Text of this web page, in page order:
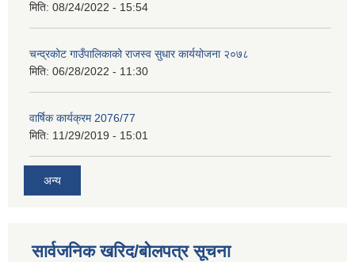
मिति: 08/24/2022 - 15:54
चन्द्रकोट गाउँपालिकाको राजस्व सुधार कार्ययोजना २०७८
मिति: 06/28/2022 - 11:30
वार्षिक कार्यक्रम 2076/77
मिति: 11/29/2019 - 15:01
अन्य
सार्वजनिक खरिद/बोलपत्र सूचना